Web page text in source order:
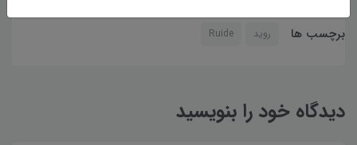
برچسب ها روید Ruide
دیدگاه خود را بنویسید